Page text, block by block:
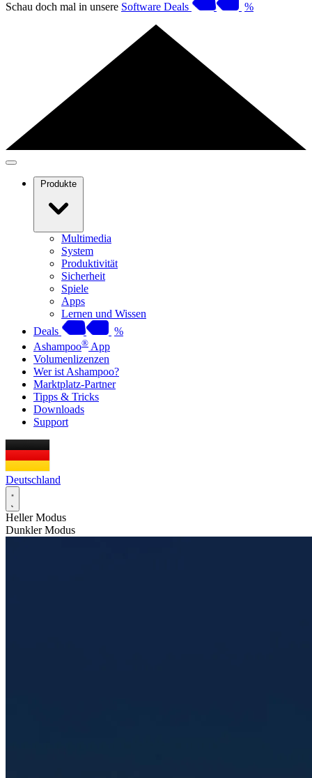
Schau doch mal in unsere Software Deals %
Produkte
Multimedia
System
Produktivität
Sicherheit
Spiele
Apps
Lernen und Wissen
Deals
%
Ashampoo® App
Volumenlizenzen
Wer ist Ashampoo?
Marktplatz-Partner
Tipps & Tricks
Downloads
Support
Deutschland
Heller Modus
Dunkler Modus